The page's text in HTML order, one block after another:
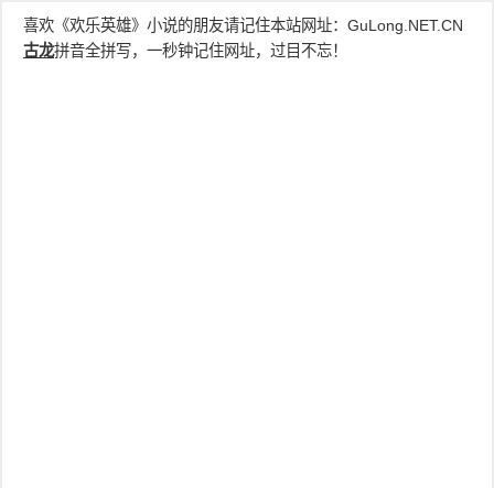
喜欢《欢乐英雄》小说的朋友请记住本站网址： GuLong.NET.CN
古龙拼音全拼写，一秒钟记住网址，过目不忘！